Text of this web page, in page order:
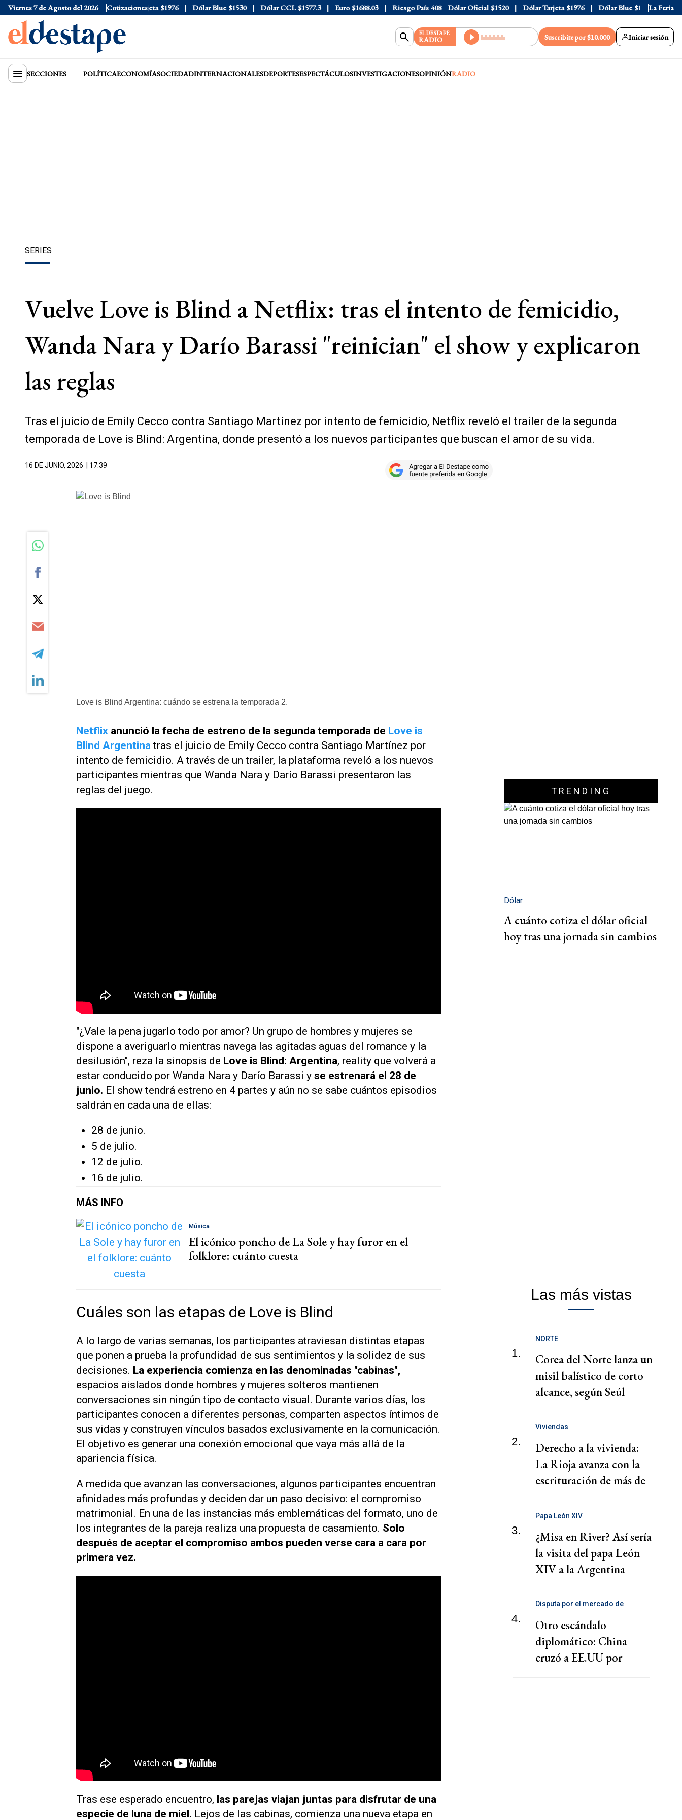
Viernes 7 de Agosto del 2026 Cotizaciones
Dólar Oficial $1520 Dólar Tarjeta $1976 Dólar Blue $1530 Dólar CCL $1577.3 Euro $1688.03 Riesgo País 408 Dólar Oficial $1520 Dólar Tarjeta $1976 Dólar Blue $1530 Dólar
La Feria
EL DESTAPE
RADIO Suscribite por $10.000 Iniciar sesión
SECCIONES POLÍTICAECONOMÍASOCIEDADINTERNACIONALESDEPORTESESPECTÁCULOSINVESTIGACIONESOPINIÓNRADIO
SERIES
Vuelve Love is Blind a Netflix: tras el intento de femicidio,
Wanda Nara y Darío Barassi "reinician" el show y explicaron
las reglas
Tras el juicio de Emily Cecco contra Santiago Martínez por intento de femicidio, Netflix reveló el trailer de la segunda
temporada de Love is Blind: Argentina, donde presentó a los nuevos participantes que buscan el amor de su vida.
16 DE JUNIO, 2026 | 17.39
Love is Blind Argentina: cuándo se estrena la temporada 2.
Netflix anunció la fecha de estreno de la segunda temporada de Love is
Blind Argentina tras el juicio de Emily Cecco contra Santiago Martínez por
intento de femicidio. A través de un trailer, la plataforma reveló a los nuevos
participantes mientras que Wanda Nara y Darío Barassi presentaron las
reglas del juego.
"¿Vale la pena jugarlo todo por amor? Un grupo de hombres y mujeres se
dispone a averiguarlo mientras navega las agitadas aguas del romance y la
desilusión", reza la sinopsis de Love is Blind: Argentina, reality que volverá a
estar conducido por Wanda Nara y Darío Barassi y se estrenará el 28 de
junio. El show tendrá estreno en 4 partes y aún no se sabe cuántos episodios
saldrán en cada una de ellas:
28 de junio.
5 de julio.
12 de julio.
16 de julio.
MÁS INFO
Música
El icónico poncho de La Sole y hay furor en el
folklore: cuánto cuesta
Cuáles son las etapas de Love is Blind
A lo largo de varias semanas, los participantes atraviesan distintas etapas
que ponen a prueba la profundidad de sus sentimientos y la solidez de sus
decisiones. La experiencia comienza en las denominadas "cabinas",
espacios aislados donde hombres y mujeres solteros mantienen
conversaciones sin ningún tipo de contacto visual. Durante varios días, los
participantes conocen a diferentes personas, comparten aspectos íntimos de
sus vidas y construyen vínculos basados exclusivamente en la comunicación.
El objetivo es generar una conexión emocional que vaya más allá de la
apariencia física.
A medida que avanzan las conversaciones, algunos participantes encuentran
afinidades más profundas y deciden dar un paso decisivo: el compromiso
matrimonial. En una de las instancias más emblemáticas del formato, uno de
los integrantes de la pareja realiza una propuesta de casamiento. Solo
después de aceptar el compromiso ambos pueden verse cara a cara por
primera vez.
Tras ese esperado encuentro, las parejas viajan juntas para disfrutar de una
especie de luna de miel. Lejos de las cabinas, comienza una nueva etapa en
TRENDING
Dólar
A cuánto cotiza el dólar oficial
hoy tras una jornada sin cambios
Las más vistas
1.
NORTE
Corea del Norte lanza un
misil balístico de corto
alcance, según Seúl
2.
Viviendas
Derecho a la vivienda:
La Rioja avanza con la
escrituración de más de
3.
Papa León XIV
¿Misa en River? Así sería
la visita del papa León
XIV a la Argentina
4.
Disputa por el mercado de
Otro escándalo
diplomático: China
cruzó a EE.UU por